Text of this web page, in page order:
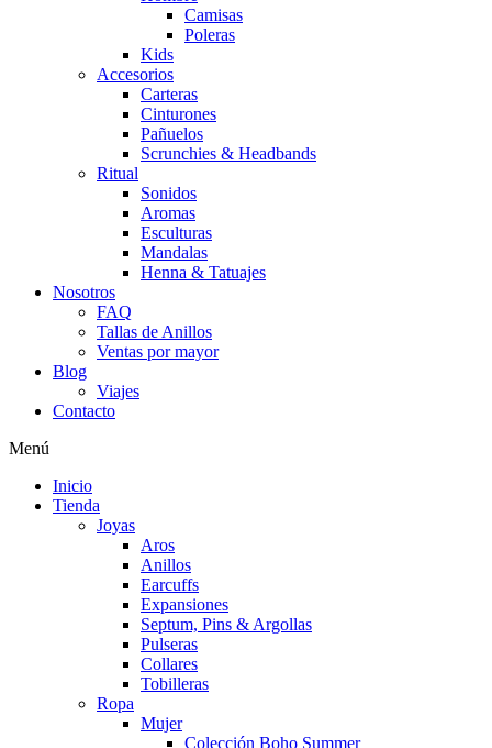
Camisas
Poleras
Kids
Accesorios
Carteras
Cinturones
Pañuelos
Scrunchies & Headbands
Ritual
Sonidos
Aromas
Esculturas
Mandalas
Henna & Tatuajes
Nosotros
FAQ
Tallas de Anillos
Ventas por mayor
Blog
Viajes
Contacto
Menú
Inicio
Tienda
Joyas
Aros
Anillos
Earcuffs
Expansiones
Septum, Pins & Argollas
Pulseras
Collares
Tobilleras
Ropa
Mujer
Colección Boho Summer